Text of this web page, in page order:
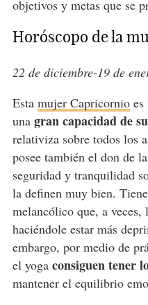
objetivos y metas que se
Horóscopo de la
22 de diciembre-19 de
Esta mujer Capricornioes
una gran capacidad de
relativiza sobre todos los
posee también el don de
seguridad y tranquilidad
la definen muy bien.
melancólico que, a veces,
haciéndole estar más
embargo, por medio de
el yoga consiguen tener
mantener el equilibrio